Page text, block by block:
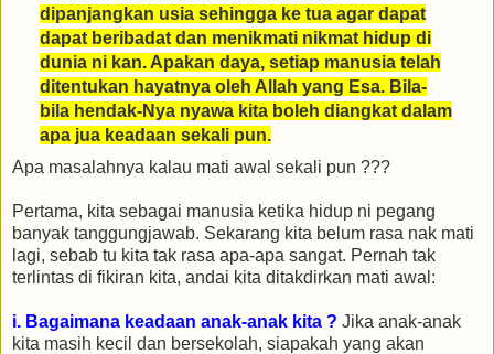
dipanjangkan usia sehingga ke tua agar dapat
dapat beribadat dan menikmati nikmat hidup di
dunia ni kan. Apakan daya, setiap manusia telah
ditentukan hayatnya oleh Allah yang Esa. Bila-
bila hendak-Nya nyawa kita boleh diangkat dalam
apa jua keadaan sekali pun.
Apa masalahnya kalau mati awal sekali pun ???
Pertama, kita sebagai manusia ketika hidup ni pegang
banyak tanggungjawab. Sekarang kita belum rasa nak mati
lagi, sebab tu kita tak rasa apa-apa sangat. Pernah tak
terlintas di fikiran kita, andai kita ditakdirkan mati awal:
i. Bagaimana keadaan anak-anak kita ? Jika anak-anak
kita masih kecil dan bersekolah, siapakah yang akan